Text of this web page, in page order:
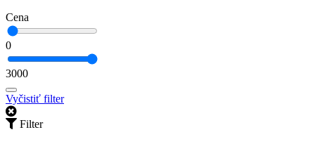
Cena
0
3000
Vyčistiť filter
Filter